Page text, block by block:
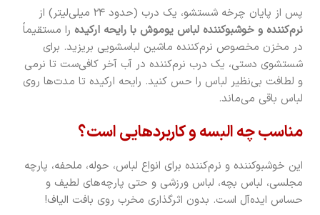
پس از پایان چرخه شستشو، یک درب (حدود ۲۴ میلی‌لیتر) از
نرم‌کننده و خوشبوکننده لباس یوموش با رایحه ارکیده را مستقیماً
در مخزن مخصوص نرم‌کننده ماشین لباسشویی بریزید. برای
شستشوی دستی، یک درب نرم‌کننده در آب آخر کافی‌ست تا نرمی
و لطافت بی‌نظیر لباس را حس کنید. رایحه ارکیده تا مدت‌ها روی
لباس باقی می‌ماند.
مناسب چه البسه و کاربردهایی است؟
این خوشبوکننده و نرم‌کننده برای انواع لباس‌، حوله، ملحفه، پارچه
مجلسی، لباس بچه، لباس ورزشی و حتی پارچه‌های لطیف و
حساس ایده‌آل است. بدون اثرگذاری مخرب روی بافت الیاف!